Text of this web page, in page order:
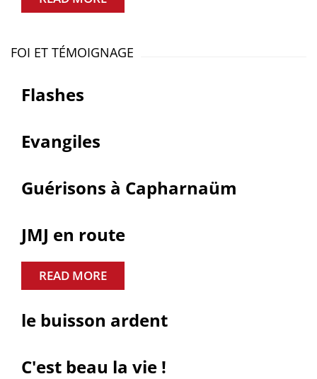
FOI ET TÉMOIGNAGE
Flashes
Evangiles
Guérisons à Capharnaüm
JMJ en route
READ MORE
le buisson ardent
C'est beau la vie !